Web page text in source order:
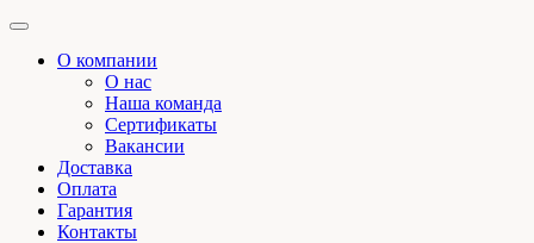
О компании
О нас
Наша команда
Сертификаты
Вакансии
Доставка
Оплата
Гарантия
Контакты